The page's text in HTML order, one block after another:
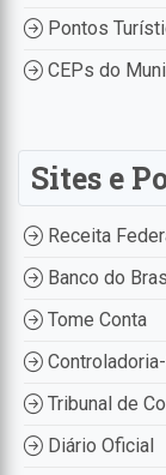
Pontos
CEPs do
Sites e
Receita
Banco do
Tome Conta
Tribunal de
Diário Oficial